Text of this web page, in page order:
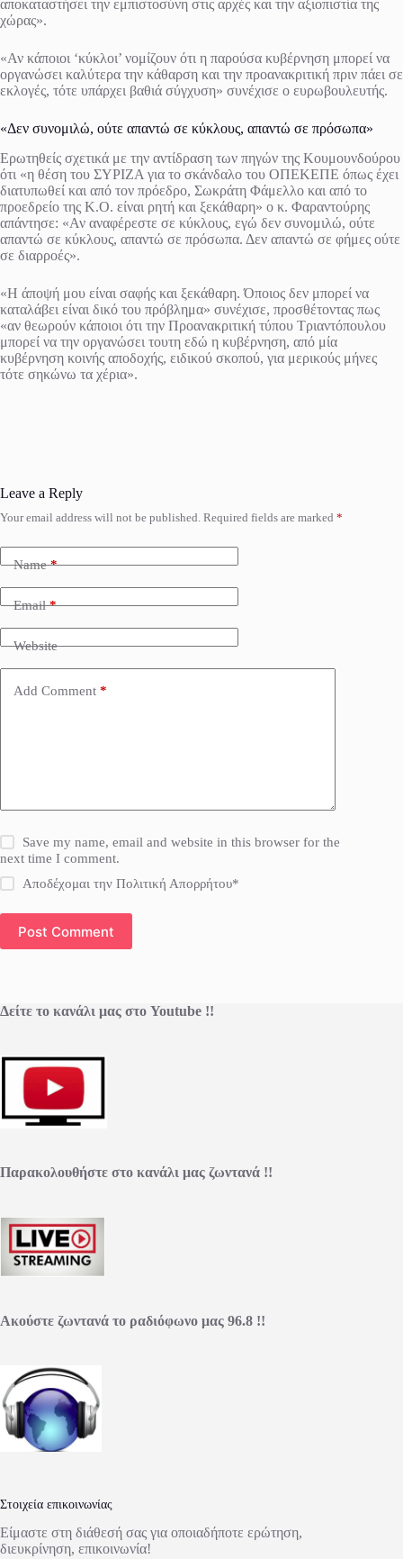
αποκαταστήσει την εμπιστοσύνη στις αρχές και την αξιοπιστία της
χώρας».
«Αν κάποιοι ‘κύκλοι’ νομίζουν ότι η παρούσα κυβέρνηση μπορεί να
οργανώσει καλύτερα την κάθαρση και την προανακριτική πριν πάει σε
εκλογές, τότε υπάρχει βαθιά σύγχυση» συνέχισε ο ευρωβουλευτής.
«Δεν συνομιλώ, ούτε απαντώ σε κύκλους, απαντώ σε πρόσωπα»
Ερωτηθείς σχετικά με την αντίδραση των πηγών της Κουμουνδούρου
ότι «η θέση του ΣΥΡΙΖΑ για το σκάνδαλο του ΟΠΕΚΕΠΕ όπως έχει
διατυπωθεί και από τον πρόεδρο, Σωκράτη Φάμελλο και από το
προεδρείο της Κ.Ο. είναι ρητή και ξεκάθαρη» ο κ. Φαραντούρης
απάντησε: «Αν αναφέρεστε σε κύκλους, εγώ δεν συνομιλώ, ούτε
απαντώ σε κύκλους, απαντώ σε πρόσωπα. Δεν απαντώ σε φήμες ούτε
σε διαρροές».
«Η άποψή μου είναι σαφής και ξεκάθαρη. Όποιος δεν μπορεί να
καταλάβει είναι δικό του πρόβλημα» συνέχισε, προσθέτοντας πως
«αν θεωρούν κάποιοι ότι την Προανακριτική τύπου Τριαντόπουλου
μπορεί να την οργανώσει τουτη εδώ η κυβέρνηση, από μία
κυβέρνηση κοινής αποδοχής, ειδικού σκοπού, για μερικούς μήνες
τότε σηκώνω τα χέρια».
Leave a Reply
Your email address will not be published. Required fields are marked *
Name*
Email*
Website
Add Comment *
Save my name, email and website in this browser for the
next time I comment.
Αποδέχομαι την Πολιτική Απορρήτου*
Post Comment
Δείτε το κανάλι μας στο Youtube !!
Παρακολουθήστε στο κανάλι μας ζωντανά !!
Ακούστε ζωντανά το ραδιόφωνο μας 96.8 !!
Στοιχεία επικοινωνίας
Είμαστε στη διάθεσή σας για οποιαδήποτε ερώτηση,
διευκρίνηση, επικοινωνία!